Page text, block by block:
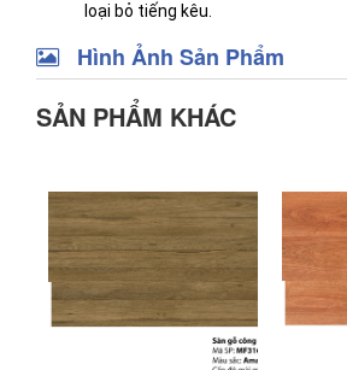
loại bỏ tiếng kêu.
Hình Ảnh Sản Phẩm
SẢN PHẨM KHÁC